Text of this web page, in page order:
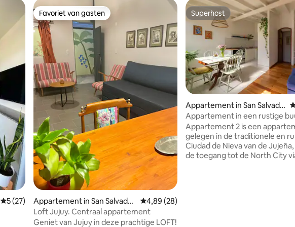
Gemiddelde beoordeling van 5 uit 5, 27 recensies
5 (27)
Favoriet van gasten
Favoriet van gasten
Appartement in San Salvador
de Jujuy
Gemiddelde beoordeling van 4,89 uit 5, 28
4,89 (28)
Loft Jujuy. Centraal appartement
Geniet van Jujuy in deze prachtige LOFT!
Superhost
Superhost
Appartement in San Salvado
r de Jujuy
Appartement in een rustige
Appartement 2 is een
gelegen in de traditionele en
Ciudad de Nieva van de
de toegang tot de North City